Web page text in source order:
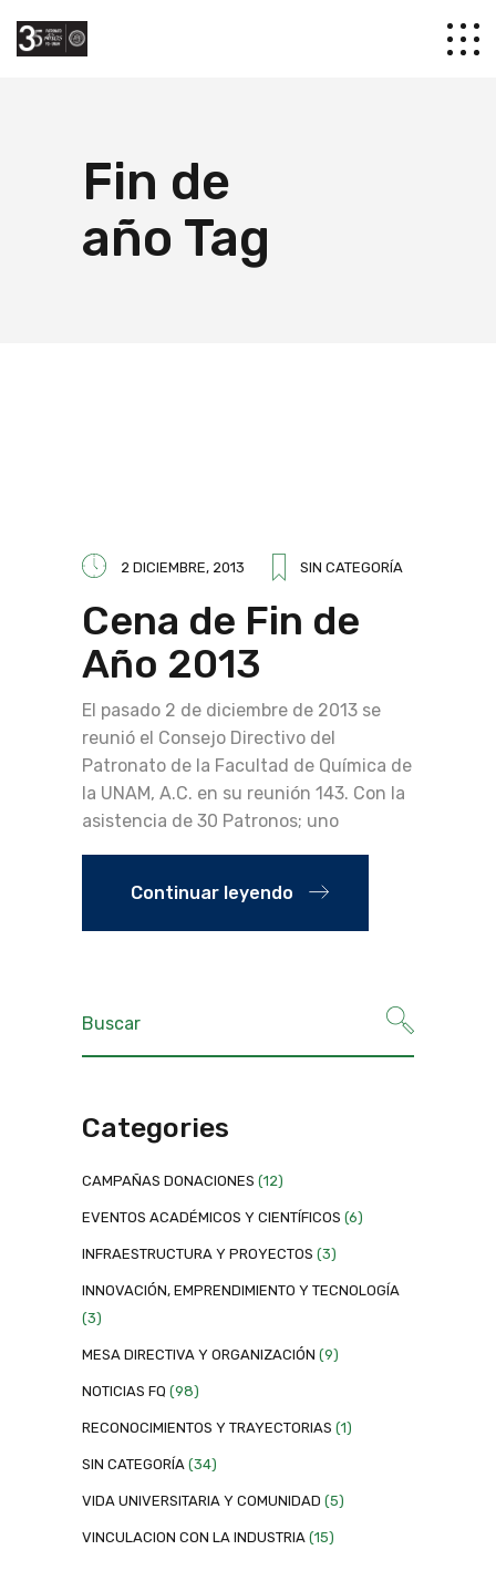
Fin de
año Tag
2 DICIEMBRE, 2013 SIN CATEGORÍA
Cena de Fin de
Año 2013
El pasado 2 de diciembre de 2013 se
reunió el Consejo Directivo del
Patronato de la Facultad de Química de
la UNAM, A.C. en su reunión 143. Con la
asistencia de 30 Patronos; uno
Continuar leyendo
Categories
CAMPAÑAS DONACIONES (12)
EVENTOS ACADÉMICOS Y CIENTÍFICOS (6)
INFRAESTRUCTURA Y PROYECTOS (3)
INNOVACIÓN, EMPRENDIMIENTO Y TECNOLOGÍA
(3)
MESA DIRECTIVA Y ORGANIZACIÓN (9)
NOTICIAS FQ (98)
RECONOCIMIENTOS Y TRAYECTORIAS (1)
SIN CATEGORÍA (34)
VIDA UNIVERSITARIA Y COMUNIDAD (5)
VINCULACION CON LA INDUSTRIA (15)